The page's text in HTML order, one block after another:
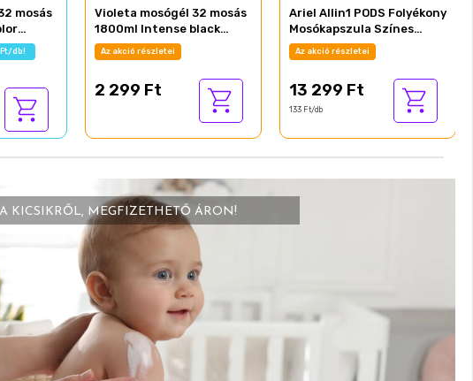
mosás
Violeta mosógél 32 mosás
1800ml Intense black
fekete ruhákhoz
Az akció részletei
2 299 Ft
Ariel Allin1 PODS Folyékony
Mosókapszula Színes
Ruhákhoz, 100 Mosáshoz
Az akció részletei
13 299 Ft
133 Ft/db
KICSIKRŐL, MEGFIZETHETŐ ÁRON!